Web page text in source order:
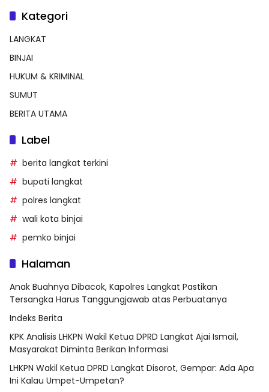
Kategori
LANGKAT
BINJAI
HUKUM & KRIMINAL
SUMUT
BERITA UTAMA
Label
berita langkat terkini
bupati langkat
polres langkat
wali kota binjai
pemko binjai
Halaman
Anak Buahnya Dibacok, Kapolres Langkat Pastikan
Tersangka Harus Tanggungjawab atas Perbuatanya
Indeks Berita
KPK Analisis LHKPN Wakil Ketua DPRD Langkat Ajai Ismail,
Masyarakat Diminta Berikan Informasi
LHKPN Wakil Ketua DPRD Langkat Disorot, Gempar: Ada Apa
Ini Kalau Umpet-Umpetan?